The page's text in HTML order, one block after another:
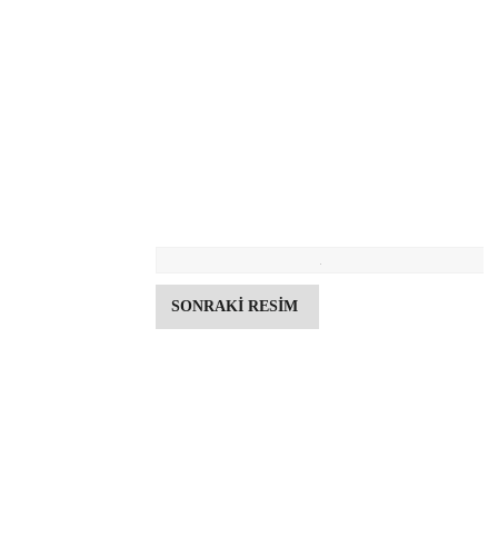
SONRAKİ RESİM